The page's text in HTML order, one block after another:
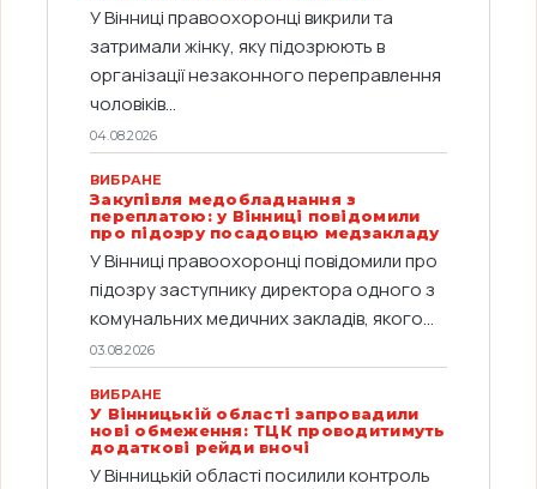
У Вінниці правоохоронці викрили та
затримали жінку, яку підозрюють в
організації незаконного переправлення
чоловіків...
04.08.2026
ВИБРАНЕ
Закупівля медобладнання з
переплатою: у Вінниці повідомили
про підозру посадовцю медзакладу
У Вінниці правоохоронці повідомили про
підозру заступнику директора одного з
комунальних медичних закладів, якого...
03.08.2026
ВИБРАНЕ
У Вінницькій області запровадили
нові обмеження: ТЦК проводитимуть
додаткові рейди вночі
У Вінницькій області посилили контроль